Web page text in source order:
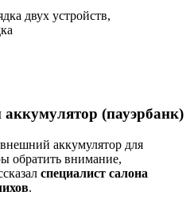
двух устройств,
(пауэрбанк)
аккумулятор для
обратить внимание,
специалист салона
.